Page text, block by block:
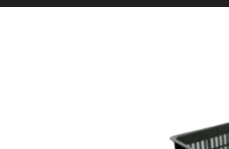
hoofdinhoud